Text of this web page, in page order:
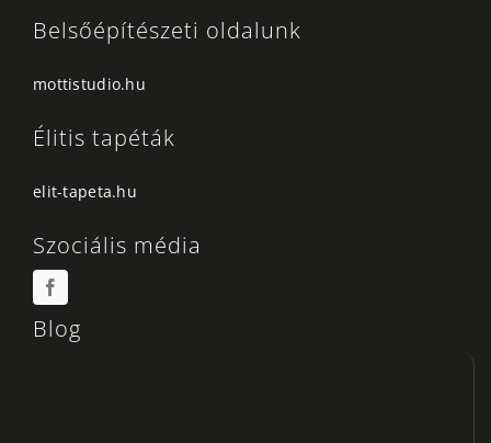
Belsőépítészeti oldalunk
mottistudio.hu
Élitis tapéták
elit-tapeta.hu
Szociális média
Blog